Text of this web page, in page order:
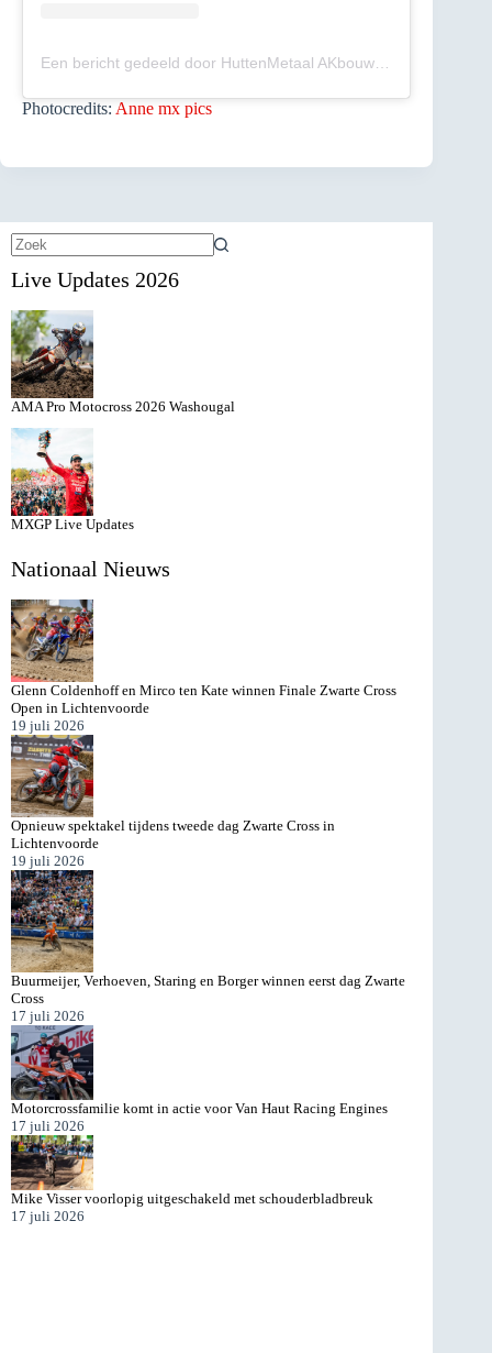
Een bericht gedeeld door HuttenMetaal AKbouw Racing junior team (@huttenmetaal_akbouw)
Photocredits: Anne mx pics
resultaten
Live Updates 2026
AMA Pro Motocross 2026 Washougal
MXGP Live Updates
Nationaal Nieuws
Glenn Coldenhoff en Mirco ten Kate winnen Finale Zwarte Cross
Open in Lichtenvoorde
19 juli 2026
Opnieuw spektakel tijdens tweede dag Zwarte Cross in
Lichtenvoorde
19 juli 2026
Buurmeijer, Verhoeven, Staring en Borger winnen eerst dag Zwarte
Cross
17 juli 2026
Motorcrossfamilie komt in actie voor Van Haut Racing Engines
17 juli 2026
Mike Visser voorlopig uitgeschakeld met schouderbladbreuk
17 juli 2026